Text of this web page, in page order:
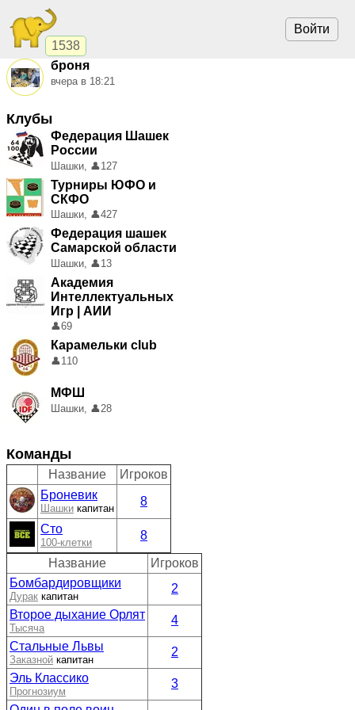
1538
Войти
броня
вчера в 18:21
Клубы
Федерация Шашек
России
Шашки, 👤127
Турниры ЮФО и
СКФО
Шашки, 👤427
Федерация шашек
Самарской области
Шашки, 👤13
Академия
Интеллектуальных
Игр | АИИ
👤69
Карамельки club
👤110
МФШ
Шашки, 👤28
Команды
Название
Игроков
Броневик
Шашки капитан
8
Сто
100-клетки
8
Название
Игроков
Бомбардировщики
Дурак капитан
2
Второе дыхание Орлят
Тысяча
4
Стальные Львы
Заказной капитан
2
Эль Классико
Прогнозиум
3